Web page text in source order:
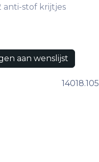
anti-stof krijtjes
aan wenslijst
14018.105